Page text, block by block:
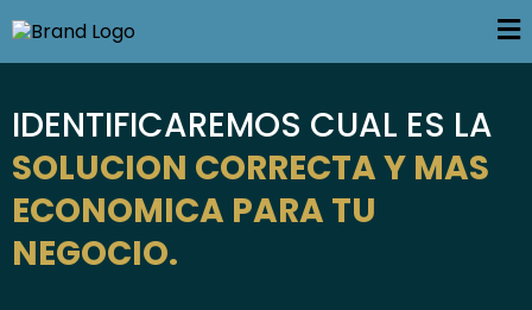
IDENTIFICAREMOS CUAL ES LA
SOLUCION CORRECTA Y MAS
ECONOMICA PARA TU
NEGOCIO.